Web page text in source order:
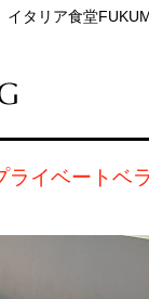
イタリア食堂
イベートベ